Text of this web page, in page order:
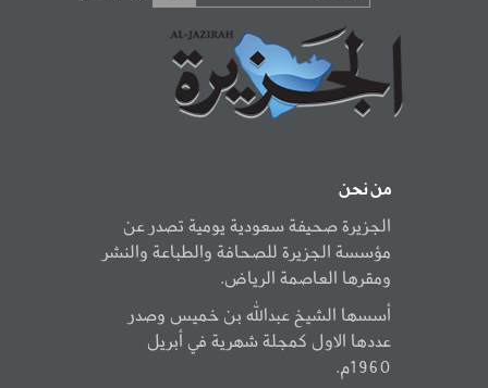
من نحن
الجزيرة صحيفة سعودية يومية تصدر عن
مؤسسة الجزيرة للصحافة والطباعة والنشر
ومقرها العاصمة الرياض.
أسسها الشيخ عبدالله بن خميس وصدر
عددها الاول كمجلة شهرية في أبريل
1960م.